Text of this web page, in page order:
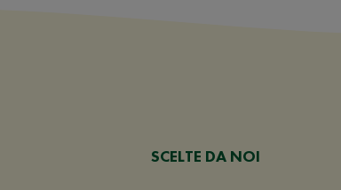
SCELTE DA NOI